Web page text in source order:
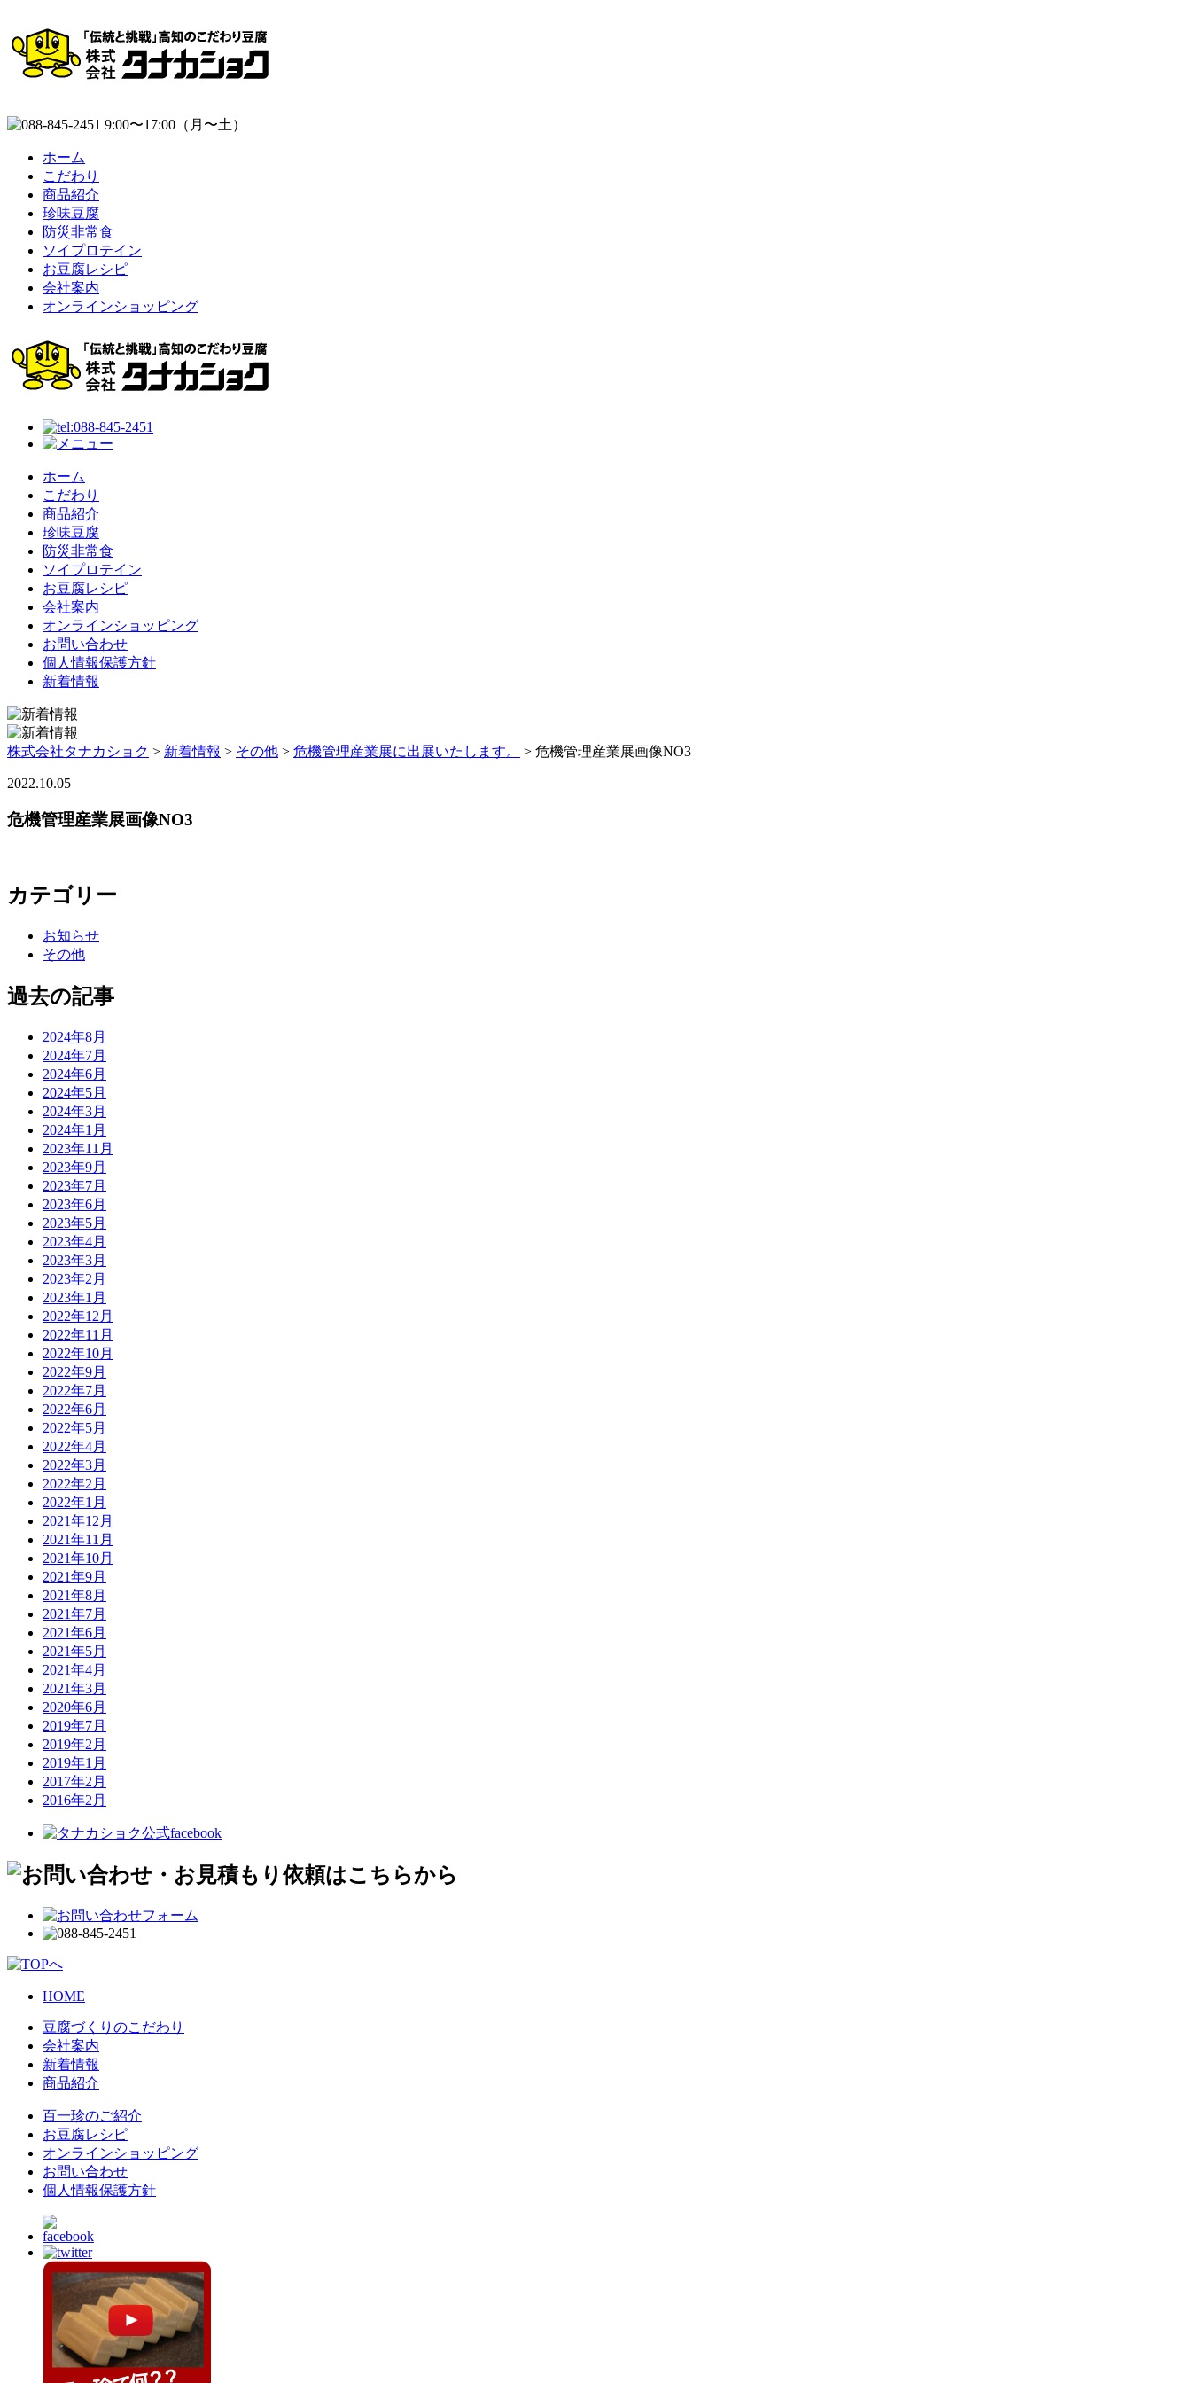
ホーム
こだわり
商品紹介
珍味豆腐
防災非常食
ソイプロテイン
お豆腐レシピ
会社案内
オンラインショッピング
ホーム
こだわり
商品紹介
珍味豆腐
防災非常食
ソイプロテイン
お豆腐レシピ
会社案内
オンラインショッピング
お問い合わせ
個人情報保護方針
新着情報
株式会社タナカショク > 新着情報 > その他 > 危機管理産業展に出展いたします。 > 危機管理産業展画像NO3
2022.10.05
危機管理産業展画像NO3
カテゴリー
お知らせ
その他
過去の記事
2024年8月
2024年7月
2024年6月
2024年5月
2024年3月
2024年1月
2023年11月
2023年9月
2023年7月
2023年6月
2023年5月
2023年4月
2023年3月
2023年2月
2023年1月
2022年12月
2022年11月
2022年10月
2022年9月
2022年7月
2022年6月
2022年5月
2022年4月
2022年3月
2022年2月
2022年1月
2021年12月
2021年11月
2021年10月
2021年9月
2021年8月
2021年7月
2021年6月
2021年5月
2021年4月
2021年3月
2020年6月
2019年7月
2019年2月
2019年1月
2017年2月
2016年2月
HOME
豆腐づくりのこだわり
会社案内
新着情報
商品紹介
百一珍のご紹介
お豆腐レシピ
オンラインショッピング
お問い合わせ
個人情報保護方針